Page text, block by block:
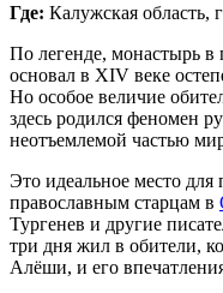
Где: Калужская область,
По легенде, монастырь в
основал в XIV веке
Но особое величие
здесь родился феномен
неотъемлемой частью
Это идеальное место
православным старцам в
Тургенев и другие
три дня жил в обители,
Алёши, и его